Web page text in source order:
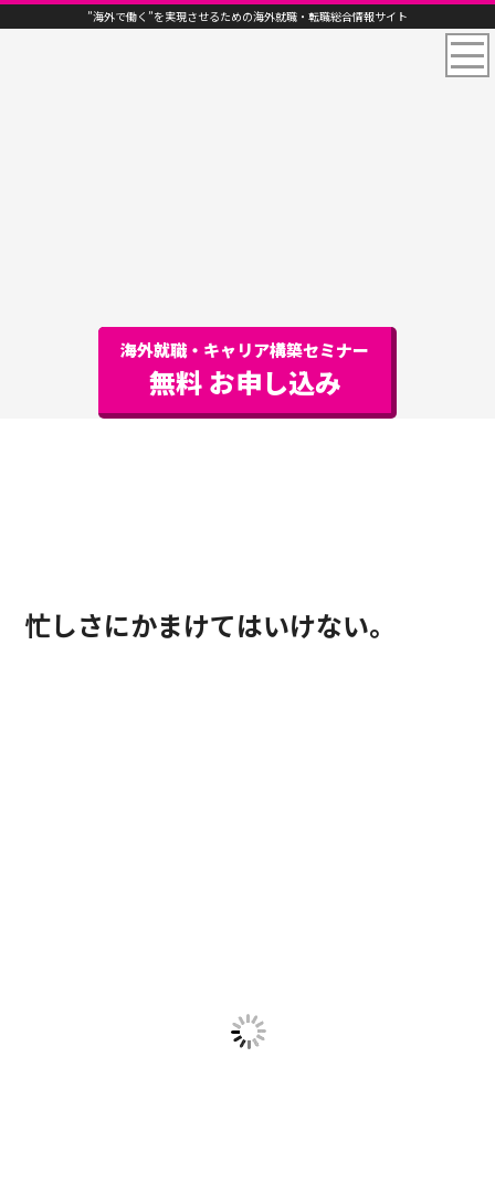
”海外で働く”を実現させるための海外就職・転職総合情報サイト
海外就職・キャリア構築セミナー
無料 お申し込み
忙しさにかまけてはいけない。